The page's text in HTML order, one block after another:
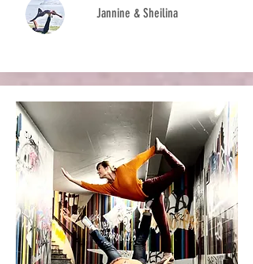
Jannine & Sheilina